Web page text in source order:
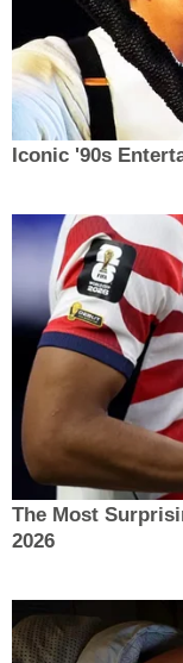
Iconic '90s
The Most
2026